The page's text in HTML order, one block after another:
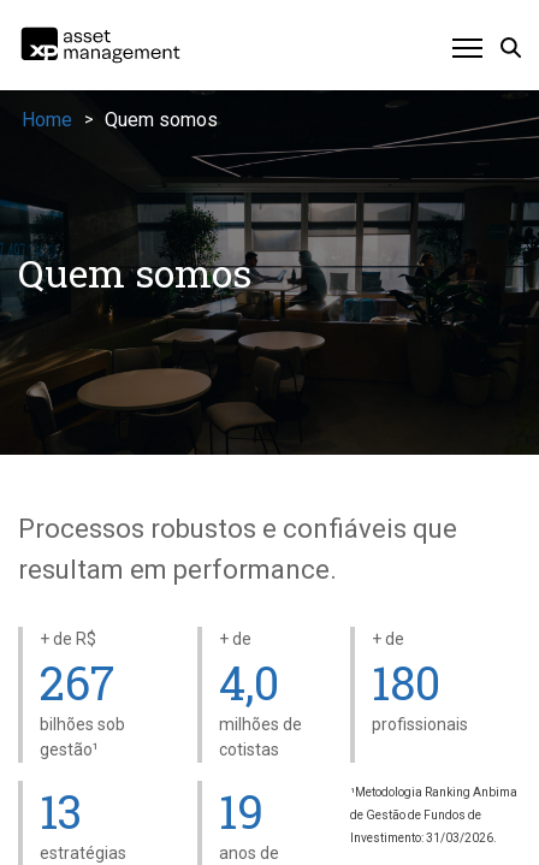
Quem somos
Home > Quem somos
Processos robustos e confiáveis que
resultam em performance.
+ de R$
267
bilhões sob
gestão¹
+ de
4,0
milhões de
cotistas
+ de
180
profissionais
13
estratégias
19
anos de
¹Metodologia Ranking Anbima
de Gestão de Fundos de
Investimento: 31/03/2026.